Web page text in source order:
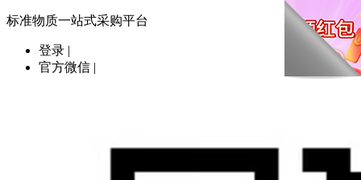
标准物质一站式采购平台
登录 |
官方微信 |